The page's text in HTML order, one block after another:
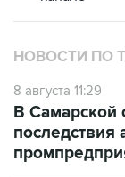
НОВОСТИ ПО
8 августа 11:29
В Самарской